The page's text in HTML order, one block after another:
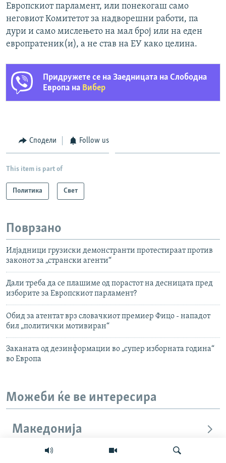
Европскиот парламент, или понекогаш само
неговиот Комитетот за надворешни работи, па
дури и само мислењето на мал број или на еден
европратеник(и), а не став на ЕУ како целина.
Придружете се на Заедницата на Слободна
Европа на Вибер
Сподели Follow us
This item is part of
Политика Свет
Поврзано
Илјадници грузиски демонстранти протестираат против
законот за „странски агенти“
Дали треба да се плашиме од порастот на десницата пред
изборите за Европскиот парламент?
Обид за атентат врз словачкиот премиер Фицо - нападот
бил „политички мотивиран“
Заканата од дезинформации во „супер изборната година“
во Европа
Можеби ќе ве интересира
Македонија